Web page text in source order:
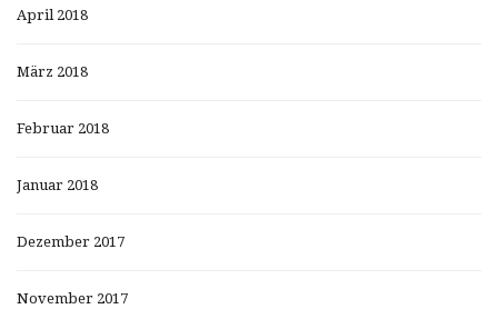
April 2018
März 2018
Februar 2018
Januar 2018
Dezember 2017
November 2017